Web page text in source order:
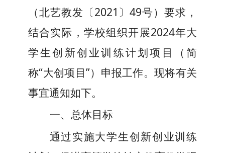
（北艺教发〔2021〕49号）要求 ，
结合实际， 学校组织开展2024年大
学生创新创业训练计划项目（简
称“大创项目”）申报工作。现将有关
事宜通知如下。
一、总体目标
通过实施大学生创新创业训练